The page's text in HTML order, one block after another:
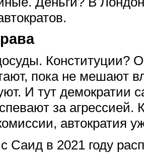
Конституции?
пока не мешают
И тут демократии
за агрессией.
автократия
Саид в 2021 году